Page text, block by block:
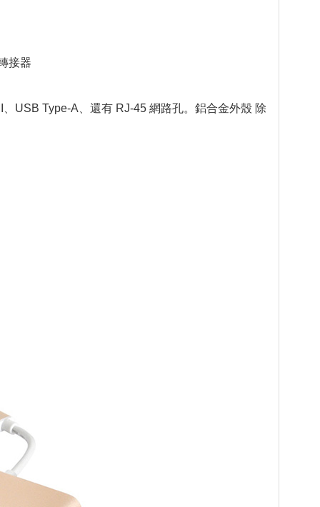
接器
USB Type-A、還有 RJ-45 網路孔。鋁合金外殼 除